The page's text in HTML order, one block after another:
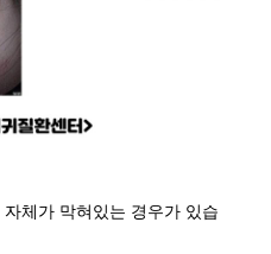
자체가 막혀있는 경우가 있습